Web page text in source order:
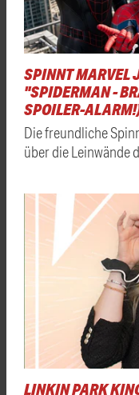
SPINNT MARVEL
"SPIDERMAN -
SPOILER-
Die freundliche
über die Leinwände
LINKIN PARK